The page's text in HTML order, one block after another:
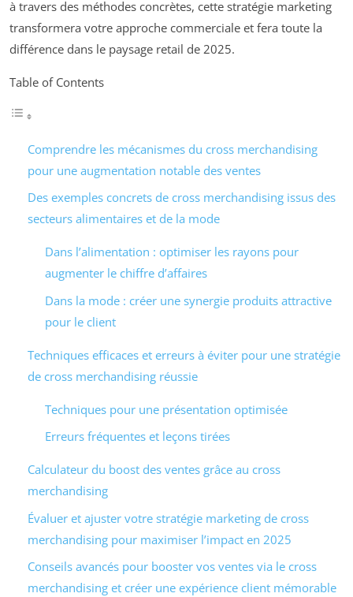
à travers des méthodes concrètes, cette stratégie marketing
transformera votre approche commerciale et fera toute la
différence dans le paysage retail de 2025.
Table of Contents
Comprendre les mécanismes du cross merchandising
pour une augmentation notable des ventes
Des exemples concrets de cross merchandising issus des
secteurs alimentaires et de la mode
Dans l’alimentation : optimiser les rayons pour
augmenter le chiffre d’affaires
Dans la mode : créer une synergie produits attractive
pour le client
Techniques efficaces et erreurs à éviter pour une stratégie
de cross merchandising réussie
Techniques pour une présentation optimisée
Erreurs fréquentes et leçons tirées
Calculateur du boost des ventes grâce au cross
merchandising
Évaluer et ajuster votre stratégie marketing de cross
merchandising pour maximiser l’impact en 2025
Conseils avancés pour booster vos ventes via le cross
merchandising et créer une expérience client mémorable